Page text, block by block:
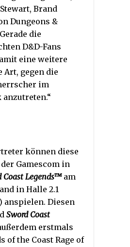
Brand
Dungeons &
die
D&D-Fans
eine weitere
Art, gegen die
im
können diese
Gamescom in
Coast Legends™am
in Halle 2.1
anspielen. Diesen
Sword Coast
erstmals
of the Coast Rage of